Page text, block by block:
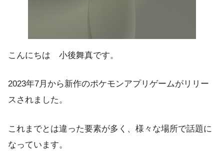
こんにちは 小後舞真です。
2023年7月から新作のポケモンアプリゲームがリリー
スされました。
これまでとは違った要素が多く、様々な場所で話題に
なっています。